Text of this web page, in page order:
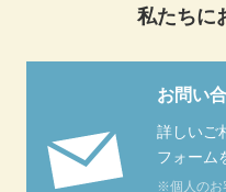
私たちに
お問い
詳しいご
フォーム
※個人のお